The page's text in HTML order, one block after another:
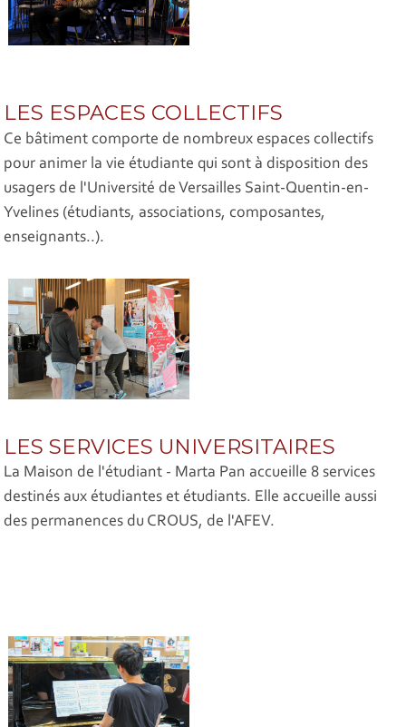
LES ESPACES COLLECTIFS
Ce bâtiment comporte de nombreux espaces collectifs
pour animer la vie étudiante qui sont à disposition des
usagers de l'Université de Versailles Saint-Quentin-en-
Yvelines (étudiants, associations, composantes,
enseignants..).
LES SERVICES UNIVERSITAIRES
La Maison de l'étudiant - Marta Pan accueille 8 services
destinés aux étudiantes et étudiants. Elle accueille aussi
des permanences du CROUS, de l'AFEV.